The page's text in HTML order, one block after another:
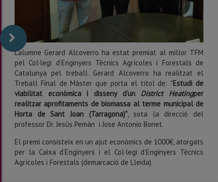
L'alumne Gerard Alcoverro ha estat premiat al millor TFM
pel Col·legi d’Enginyers Tècnics Agrícoles i Forestals de
Catalunya pel treball. Gerard Alcoverro ha realitzat el
Treball Final de Màster que porta el títol de: "Estudi de
viabilitat econòmica i disseny d’un District Heatingper
realitzar aprofitaments de biomassa al terme municipal de
Horta de Sant Joan (Tarragona)", sota la direcció del
professor Dr. Jesús Pemán i Jose Antonio Bonet.
El premi consisteix en un ajut econòmics de 1000€, atorgats
per la Caixa d’Enginyers i el Col·legi d’Enginyers Tècnics
Agrícoles i Forestals (demarcació de Lleida).